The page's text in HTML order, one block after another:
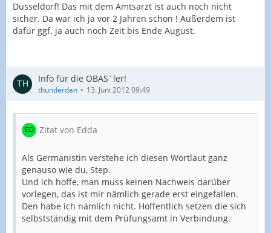
Düsseldorf! Das mit dem Amtsarzt ist auch noch nicht
sicher. Da war ich ja vor 2 Jahren schon ! Außerdem ist
dafür ggf. ja auch noch Zeit bis Ende August.
Info für die OBAS´ler!
thunderdan 13. Juni 2012 09:49
Zitat von Edda
Als Germanistin verstehe ich diesen Wortlaut ganz
genauso wie du, Step.
Und ich hoffe, man muss keinen Nachweis darüber
vorlegen, das ist mir nämlich gerade erst eingefallen.
Den habe ich nämlich nicht. Hoffentlich setzen die sich
selbstständig mit dem Prüfungsamt in Verbindung.